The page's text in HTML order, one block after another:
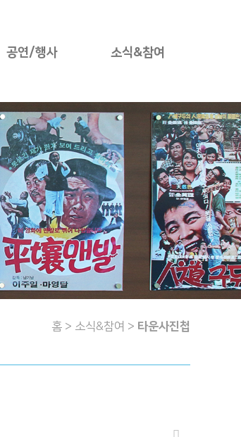
공연/행사
공연안내
네이버 예약
쿠팡 예약
인터파크 예약
소식&참여
타운소식
타운사진첩
타운후기
자유게시판
홈 > 소식&참여 > 타운사진첩